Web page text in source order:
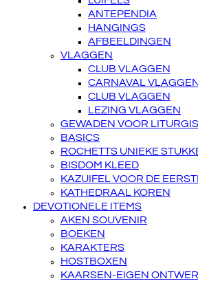
ANTEPENDIA
HANGINGS
AFBEELDINGEN
VLAGGEN
CLUB VLAGGEN
CARNAVAL
CLUB VLAGGEN
LEZING VLAGGEN
GEWADEN VOOR
BASICS
ROCHETTS UNIEKE
BISDOM KLEED
KAZUIFEL VOOR DE
KATHEDRAAL KOREN
DEVOTIONELE ITEMS
AKEN SOUVENIR
BOEKEN
KARAKTERS
HOSTBOXEN
KAARSEN-EIGEN